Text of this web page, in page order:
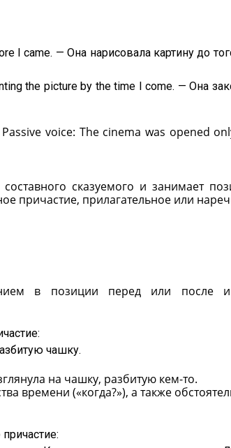
I came. — Она нарисовала картину до
the picture by the time I come. — Она
voice: The cinema was opened
сказуемого и занимает
причастие, прилагательное или
в позиции перед или после
чашку.
на чашку, разбитую кем-то.
времени («когда?»), а также